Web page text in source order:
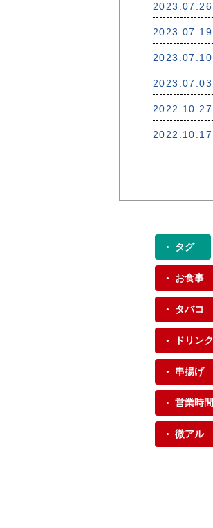
2023.07.26
2023.07.19
2023.07.10
2023.07.03
2022.10.27
2022.10.17
タグ
お食事
タバコ
ドリンク
串揚げ
営業時間
微アル